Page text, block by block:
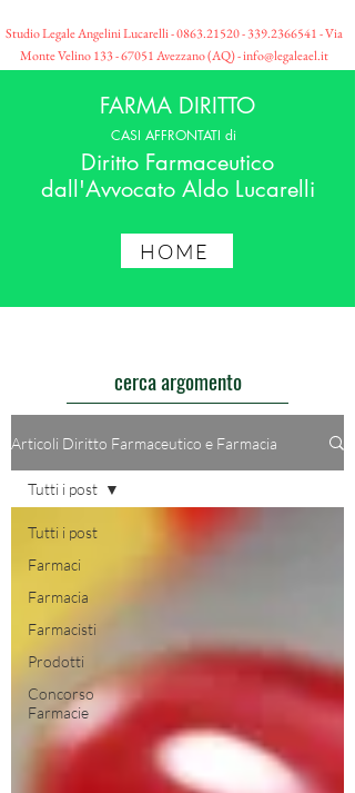
Studio Legale Angelini Lucarelli -0863.21520 - 339.2366541 - Via
Monte Velino133 - 67051Avezzano (AQ) -info@legaleael.it
FARMA DIRITTO
CASI AFFRONTATI di
Diritto Farmaceutico
dall'Avvocato Aldo Lucarelli
HOME
cerca argomento
Articoli Diritto Farmaceutico e Farmacia
Tutti i post
Farmaci
Farmacia
Farmacisti
Prodotti
Concorso
Farmacie
Tutti i post